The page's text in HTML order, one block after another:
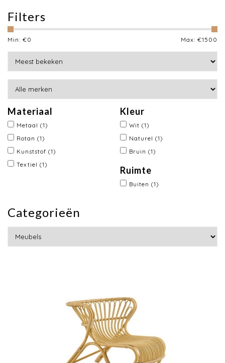
Filters
Min: €0 Max: €1500
Materiaal
Metaal (1)
Rotan (1)
Kunststof (1)
Textiel (1)
Kleur
Wit (1)
Naturel (1)
Bruin (1)
Ruimte
Buiten (1)
Categorieën